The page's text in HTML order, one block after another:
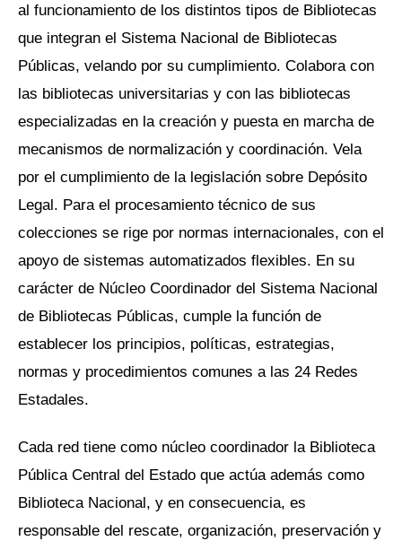
al funcionamiento de los distintos tipos de Bibliotecas
que integran el Sistema Nacional de Bibliotecas
Públicas, velando por su cumplimiento. Colabora con
las bibliotecas universitarias y con las bibliotecas
especializadas en la creación y puesta en marcha de
mecanismos de normalización y coordinación. Vela
por el cumplimiento de la legislación sobre Depósito
Legal. Para el procesamiento técnico de sus
colecciones se rige por normas internacionales, con el
apoyo de sistemas automatizados flexibles. En su
carácter de Núcleo Coordinador del Sistema Nacional
de Bibliotecas Públicas, cumple la función de
establecer los principios, políticas, estrategias,
normas y procedimientos comunes a las 24 Redes
Estadales.
Cada red tiene como núcleo coordinador la Biblioteca
Pública Central del Estado que actúa además como
Biblioteca Nacional, y en consecuencia, es
responsable del rescate, organización, preservación y